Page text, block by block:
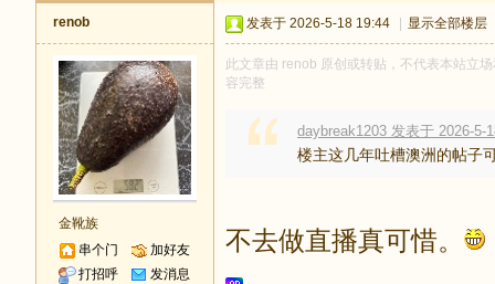
renob
金靴族
串个门
加好友
打招呼
发消息
发表于 2026-5-18 19:44 显示全部楼层
此文章由 renob 原创或转贴，不代表本站立
容完整
daybreak1203 发表于 2026-5-
楼主这几年吐槽澳洲的帖子
不去做直播真可惜。